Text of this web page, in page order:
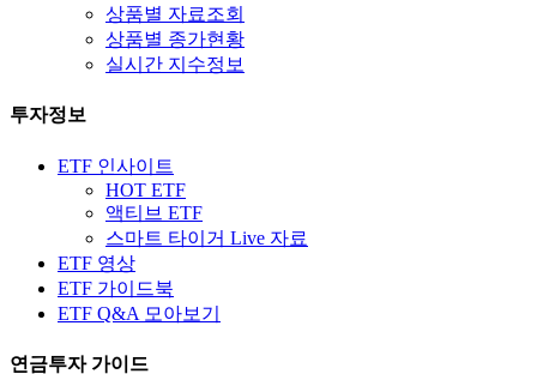
상품별 자료조회
상품별 종가현황
실시간 지수정보
투자정보
ETF 인사이트
HOT ETF
액티브 ETF
스마트 타이거 Live 자료
ETF 영상
ETF 가이드북
ETF Q&A 모아보기
연금투자 가이드